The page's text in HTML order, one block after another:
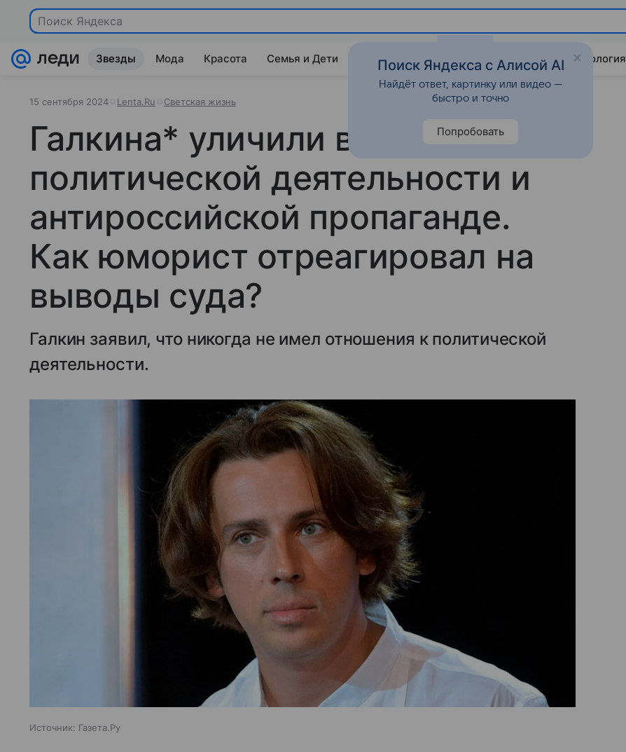
Поиск Яндекса
Звезды Мода Красота Семья и Дети Дом Гороскопы Стиль жизни Психология
15 сентября 2024 Lenta.Ru Светская жизнь
Галкина* уличили в
политической деятельности и
антироссийской пропаганде.
Как юморист отреагировал на
выводы суда?
Галкин заявил, что никогда не имел отношения к политической
деятельности.
Источник: Газета.Ру
Поиск Яндекса с Алисой AI
Найдёт ответ, картинку или видео —
быстро и точно
Попробовать